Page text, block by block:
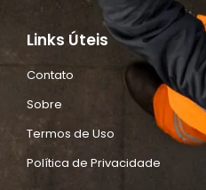
Links Úteis
Contato
Sobre
Termos de Uso
Política de Privacidade